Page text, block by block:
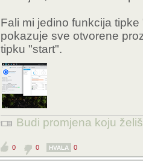
Fali mi jedino funkcija
pokazuje sve otvorene
tipku "start".
Budi promjena koju
0 0 HVALA 0